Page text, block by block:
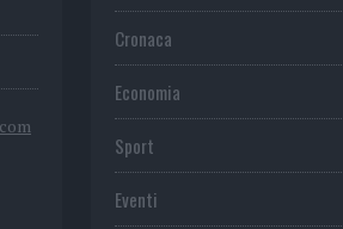
Cronaca
Economia
Sport
Eventi